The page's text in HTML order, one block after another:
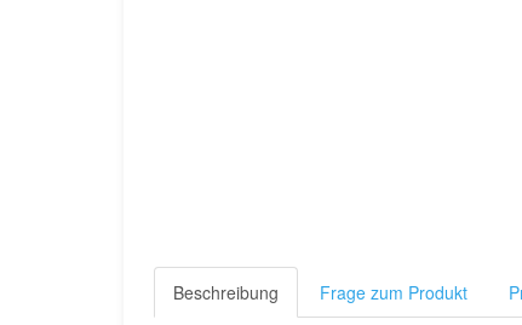
Beschreibung Frage zum Produkt